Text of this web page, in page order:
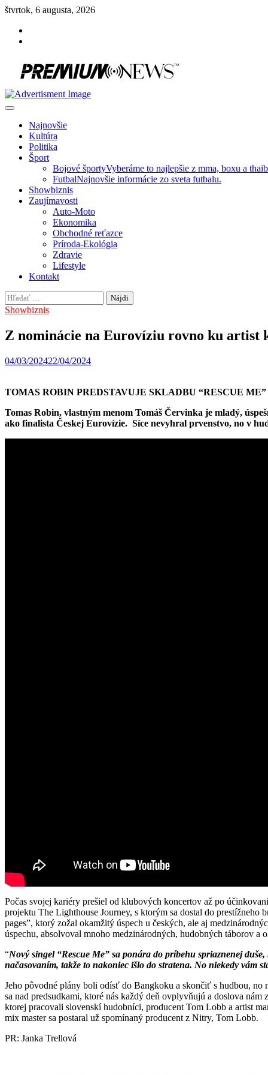
Skip
content
štvrtok, 6 augusta, 2026
Najnovšie
Kultúra
Politika
Šport
Bojové športyVyberáme to najlepšie z mma, boxu a
FutbalNajnovšie informácie zo sveta futbalu.
Showbiznis
Zaujímavosti
Auto-Moto
Ekonomika
Obchodné reťazce
Príroda-Ekológia
Zdravie
Lifestyle
Kontakt
Hľadať:
Showbiznis
Z nominácie na Eurovíziu rovno ku artist
04/03/202422/04/2024
TOMAS ROBIN PREDSTAVUJE SKLADBU “RESCUE
Tomas Robin, vlastným menom Tomáš Červinka je mladý,
ako finalista Českej Eurovízie. Síce nevyhral prvenstvo, no v
Počas svojej kariéry prešiel od klubových koncertov až po
projektu The Lighthouse Journey, s ktorým sa dostal do
pages”, ktorý zožal okamžitý úspech u českých, ale aj
úspechu, absolvoval mnoho medzinárodných, hudobných táborov
“Nový singel “Rescue Me” sa ponára do príbehu spriaznenej
načasovaním, takže to nakoniec išlo do stratena. No niekedy vám
Jeho pôvodné plány boli odísť do Bangkoku a skončiť s hudbou,
sa nad predsudkami, ktoré nás každý deň ovplyvňujú a doslova
ktorej pracovali slovenskí hudobníci, producent Tom Lobb a artist
mix master sa postaral už spomínaný producent z Nitry, Tom Lobb.
PR: Janka Trellová